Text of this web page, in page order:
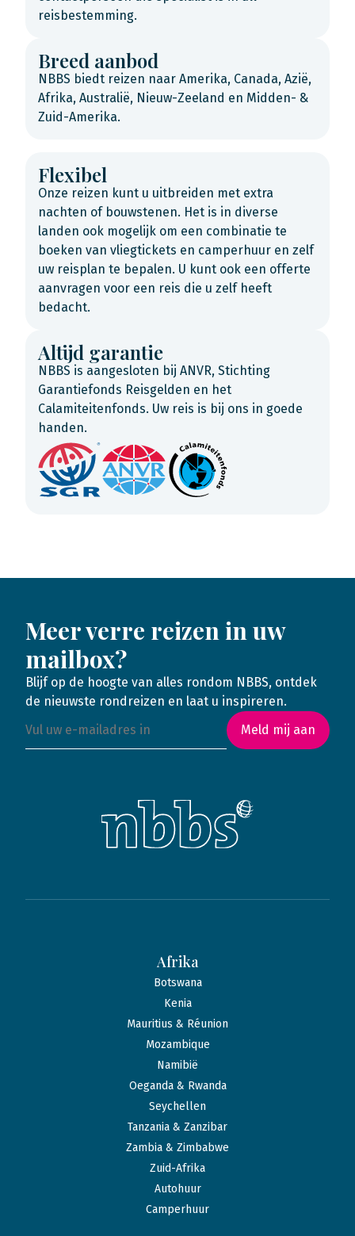
reisbestemming.
Breed aanbod
NBBS biedt reizen naar Amerika, Canada, Azië,
Afrika, Australië, Nieuw-Zeeland en Midden- &
Zuid-Amerika.
Flexibel
Onze reizen kunt u uitbreiden met extra
nachten of bouwstenen. Het is in diverse
landen ook mogelijk om een combinatie te
boeken van vliegtickets en camperhuur en zelf
uw reisplan te bepalen. U kunt ook een offerte
aanvragen voor een reis die u zelf heeft
bedacht.
Altijd garantie
NBBS is aangesloten bij ANVR, Stichting
Garantiefonds Reisgelden en het
Calamiteitenfonds. Uw reis is bij ons in goede
handen.
Meer verre reizen in uw
mailbox?
Blijf op de hoogte van alles rondom NBBS, ontdek
de nieuwste rondreizen en laat u inspireren.
Meld mij aan
Afrika
Botswana
Kenia
Mauritius & Réunion
Mozambique
Namibië
Oeganda & Rwanda
Seychellen
Tanzania & Zanzibar
Zambia & Zimbabwe
Zuid-Afrika
Autohuur
Camperhuur